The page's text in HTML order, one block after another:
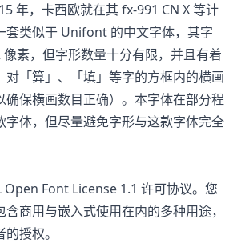
年，卡西欧就在其 fx-991 CN X 等计
套类似于 Unifont 的中文字体，其字
素，但字形数量十分有限，并且有着
对「算」、「填」等字的方框内的横画
确保横画数目正确）。本字体在部分程
字体，但尽量避免字形与这款字体完全
Open Font License 1.1 许可协议。您
商用与嵌入式使用在内的多种用途，
授权。